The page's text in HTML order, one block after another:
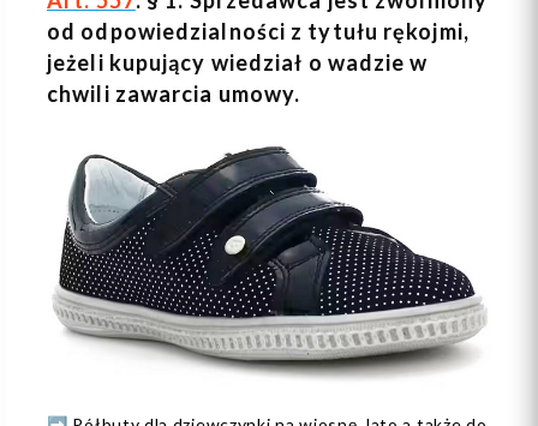
od odpowiedzialności z tytułu rękojmi,
jeżeli kupujący wiedział o wadzie w
chwili zawarcia umowy.